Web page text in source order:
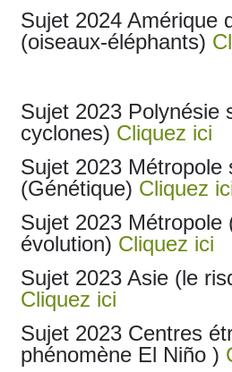
Sujet 2024 Amérique
(oiseaux-éléphants)
Sujet 2023 Polynésie
cyclones) Cliquez ici
Sujet 2023 Métropole
(Génétique) Cliquez
Sujet 2023 Métropole
évolution) Cliquez ici
Sujet 2023 Asie (le
Cliquez ici
Sujet 2023 Centres
phénomène El Niño )